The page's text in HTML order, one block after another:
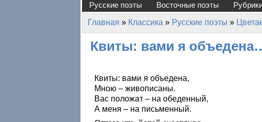
Русские поэты Восточные поэты
Вы здесь
Главная » Классика » Русские поэты »
Квиты: вами я
Квиты: вами я объедена,
Мною – живописаны.
Вас положат – на обеденный,
А меня – на письменный.